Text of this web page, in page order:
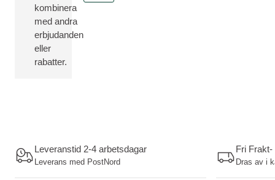
kombinera
med andra
erbjudanden
eller
rabatter.
Leveranstid 2-4 arbetsdagar
Leverans med PostNord
Fri
Dras av i